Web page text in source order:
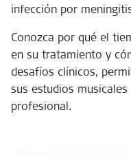
infección por
Conozca por qué el
en su tratamiento y
desafíos clínicos,
sus estudios
profesional.